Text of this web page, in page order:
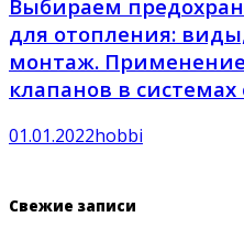
Выбираем
для отопления:
монтаж.
клапанов в
01.01.2022hobbi
Свежие записи